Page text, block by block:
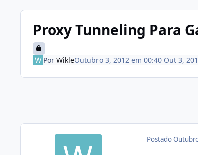
Proxy Tunneling Para
Por WikleOutubro 3, 2012 em 00:40 Out 3,
Postado